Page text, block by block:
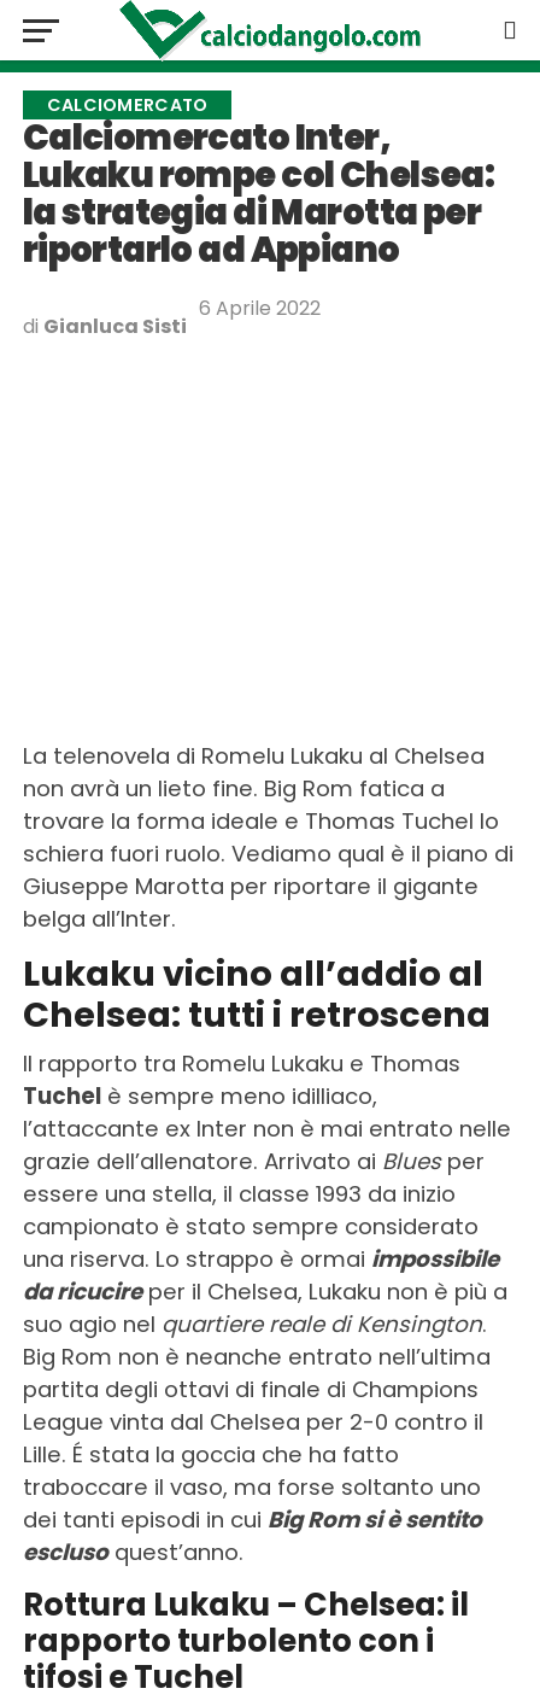
CALCIOMERCATO
Calciomercato Inter,
Lukaku rompe col Chelsea:
la strategia di Marotta per
riportarlo ad Appiano
di Gianluca Sisti
6 Aprile 2022
La telenovela di Romelu Lukaku al Chelsea
non avrà un lieto fine. Big Rom fatica a
trovare la forma ideale e Thomas Tuchel lo
schiera fuori ruolo. Vediamo qual è il piano di
Giuseppe Marotta per riportare il gigante
belga all’Inter.
Lukaku vicino all’addio al
Chelsea: tutti i retroscena
Il rapporto tra Romelu Lukaku e Thomas
Tuchelè sempre meno idilliaco,
l’attaccante ex Inter non è mai entrato nelle
grazie dell’allenatore. Arrivato ai Bluesper
essere una stella, il classe 1993 da inizio
campionato è stato sempre considerato
una riserva. Lo strappo è ormai impossibile
da ricucireper il Chelsea, Lukaku non è più a
suo agio nel quartiere reale di Kensington.
Big Rom non è neanche entrato nell’ultima
partita degli ottavi di finale di Champions
League vinta dal Chelsea per 2-0 contro il
Lille. É stata la goccia che ha fatto
traboccare il vaso, ma forse soltanto uno
dei tanti episodi in cui Big Rom si è sentito
esclusoquest’anno.
Rottura Lukaku – Chelsea: il
rapporto turbolento con i
tifosi e Tuchel